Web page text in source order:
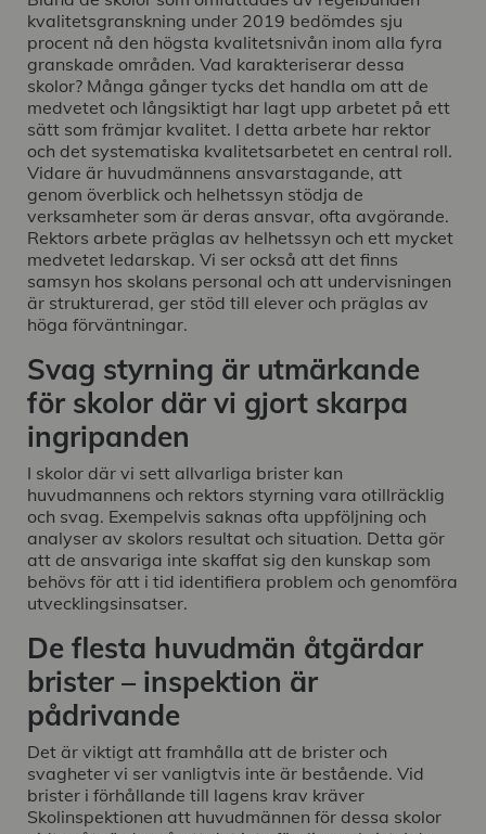
kvalitetsgranskning under 2019 bedömdes sju
procent nå den högsta kvalitetsnivån inom alla fyra
granskade områden. Vad karakteriserar dessa
skolor? Många gånger tycks det handla om att de
medvetet och långsiktigt har lagt upp arbetet på ett
sätt som främjar kvalitet. I detta arbete har rektor
och det systematiska kvalitetsarbetet en central roll.
Vidare är huvudmännens ansvarstagande, att
genom överblick och helhetssyn stödja de
verksamheter som är deras ansvar, ofta avgörande.
Rektors arbete präglas av helhetssyn och ett mycket
medvetet ledarskap. Vi ser också att det finns
samsyn hos skolans personal och att undervisningen
är strukturerad, ger stöd till elever och präglas av
höga förväntningar.
Svag styrning är utmärkande
för skolor där vi gjort skarpa
ingripanden
I skolor där vi sett allvarliga brister kan
huvudmannens och rektors styrning vara otillräcklig
och svag. Exempelvis saknas ofta uppföljning och
analyser av skolors resultat och situation. Detta gör
att de ansvariga inte skaffat sig den kunskap som
behövs för att i tid identifiera problem och genomföra
utvecklingsinsatser.
De flesta huvudmän åtgärdar
brister – inspektion är
pådrivande
Det är viktigt att framhålla att de brister och
svagheter vi ser vanligtvis inte är bestående. Vid
brister i förhållande till lagens krav kräver
Skolinspektionen att huvudmännen för dessa skolor